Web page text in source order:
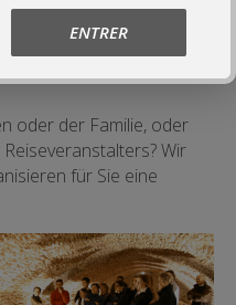
oder der Familie, oder
Wir
für Sie eine
ENTRER